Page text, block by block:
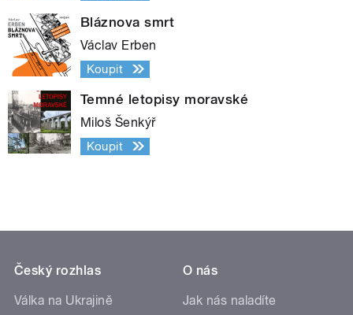
Bláznova smrt
Václav Erben
Koupit
Temné letopisy moravské
Miloš Šenkýř
Koupit
Český rozhlas
Válka na Ukrajině
O nás
Jak nás naladíte